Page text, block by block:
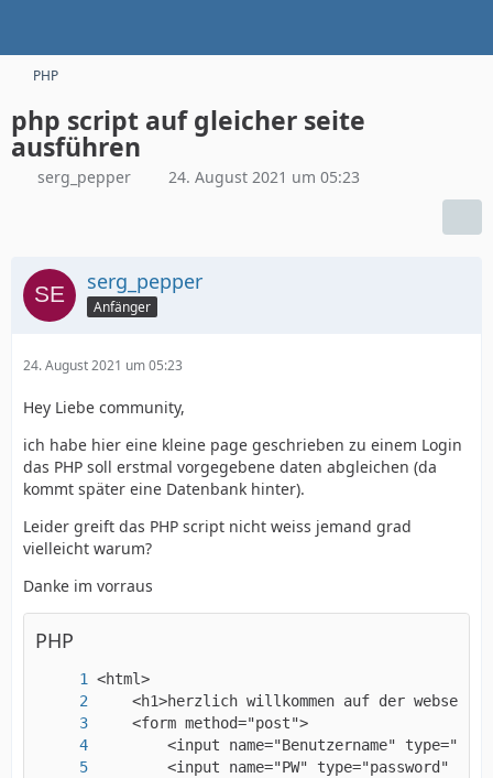
PHP
php script auf gleicher seite
ausführen
serg_pepper 24. August 2021 um 05:23
serg_pepper
Anfänger
24. August 2021 um 05:23
Hey Liebe community,
ich habe hier eine kleine page geschrieben zu einem Login
das PHP soll erstmal vorgegebene daten abgleichen (da
kommt später eine Datenbank hinter).
Leider greift das PHP script nicht weiss jemand grad
vielleicht warum?
Danke im vorraus
PHP